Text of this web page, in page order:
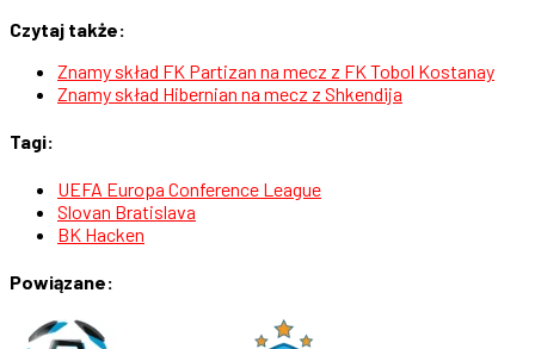
Czytaj także:
Znamy skład FK Partizan na mecz z FK Tobol Kostanay
Znamy skład Hibernian na mecz z Shkendija
Tagi:
UEFA Europa Conference League
Slovan Bratislava
BK Hacken
Powiązane: